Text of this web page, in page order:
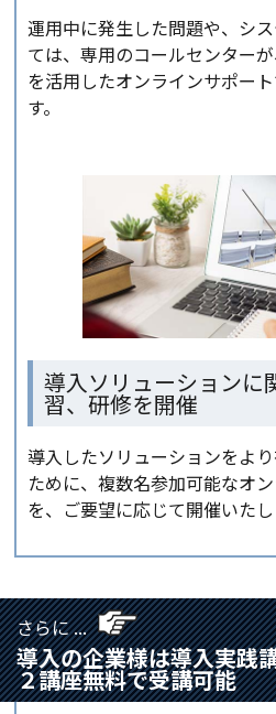
運用中に発生した問題や、シ
ては、専用のコールセンター
を活用したオンラインサポー
す。
導入ソリューションに
習、研修を開催
導入したソリューションをよ
ために、複数名参加可能なオ
を、ご要望に応じて開催いたし
さらに ...
導入の企業様は導入実践
２講座無料で受講可能